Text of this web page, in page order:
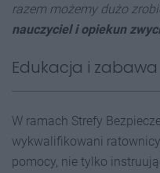
razem możemy dużo
nauczyciel i opiekun
Edukacja i zabawa
W ramach Strefy
wykwalifikowani
pomocy, nie tylko